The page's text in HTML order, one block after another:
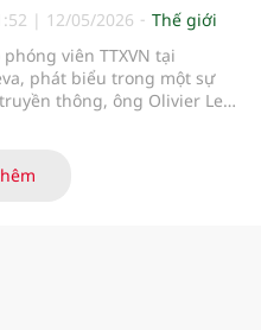
và Cytiva vừa công bố
Figurate SCADA, một hệ
giám sát và thu thập dữ liệu
thiết kế để tăng tốc quá trình
đổi số trong sản xuất dược
| 12/05/2026
Thế giới
phóng viên TTXVN tại
phát biểu trong một sự
thông, ông Olivier Le
ứng phó của Tổ chức Y tế
(WHO) - ngày 11/5 đã cung